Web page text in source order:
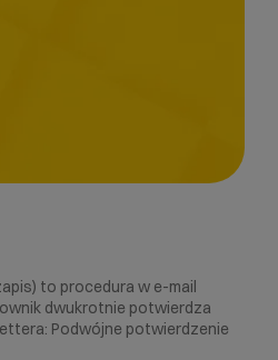
to procedura w e-mail
dwukrotnie potwierdza
Podwójne potwierdzenie